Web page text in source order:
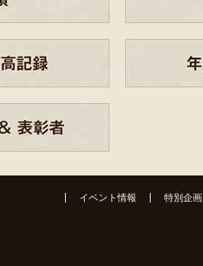
イベント情報 特別企画